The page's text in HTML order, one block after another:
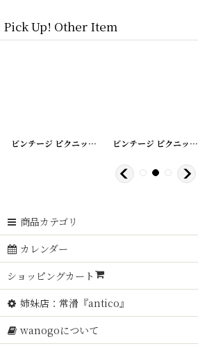
Pick Up! Other Item
[20200408-6]
ビンテージ ピクニックバスケット [20200408-7]
ビンテージ ピクニックバスケット
商品カテゴリ
カレンダー
ショッピングカート
姉妹店：常滑『antico』
wanogoについて